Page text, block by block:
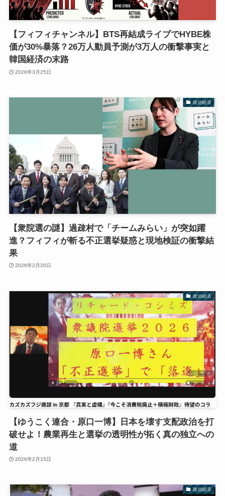
【フィフィチャンネル】BTS再結成ライブでHYBE株
価が30%暴落？26万人動員予測が3万人の衝撃事実と
韓国経済の末路
2026年3月25日
政治経済
【衆院選の謎】過疎村で「チームみらい」が突如躍
進？フィフィが斬る不正選挙疑惑と現地検証の衝撃結
果
2026年2月20日
政治経済
【ゆうこく連合・原口一博】日本を壊す支配政治を打
破せよ！農業再生と選挙の透明性が拓く真の独立への
道
2026年2月15日
政治経済